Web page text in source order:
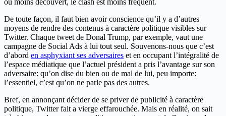
ou moins découvert, le clash est moins fréquent.
De toute façon, il faut bien avoir conscience qu’il y a d’autres
moyens de rendre des contenus à caractère politique visibles sur
Twitter. Chaque tweet de Donal Trump, par exemple, vaut une
campagne de Social Ads à lui tout seul. Souvenons-nous que c’est
d’abord en asphyxiant ses adversaires et en occupant l’intégralité de
l’espace médiatique que l’actuel président a pris l’avantage sur son
adversaire: qu’on dise du bien ou de mal de lui, peu importe:
l’essentiel, c’est qu’on ne parle pas des autres.
Bref, en annonçant décider de se priver de publicité à caractère
politique, Twitter fait a vierge effarouchée. Mais en réalité, on sait